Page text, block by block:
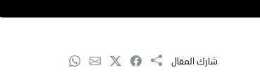
شارك المقال